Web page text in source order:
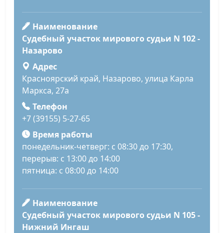
Наименование
Судебный участок мирового судьи N 102 -
Назарово
Адрес
Красноярский край, Назарово, улица Карла
Маркса, 27а
Телефон
+7 (39155) 5-27-65
Время работы
понедельник-четверг: с 08:30 до 17:30,
перерыв: с 13:00 до 14:00
пятница: с 08:00 до 14:00
Наименование
Судебный участок мирового судьи N 105 -
Нижний Ингаш